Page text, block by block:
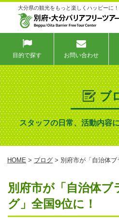
大分県の観光をもっと楽しくハッピーに！
目的で探す お問い合わせ
ブ
スタッフの日常、活動内容
HOME > ブログ > 別府市が「自治体ブ
別府市が「自治体ブ
グ」全国9位に！